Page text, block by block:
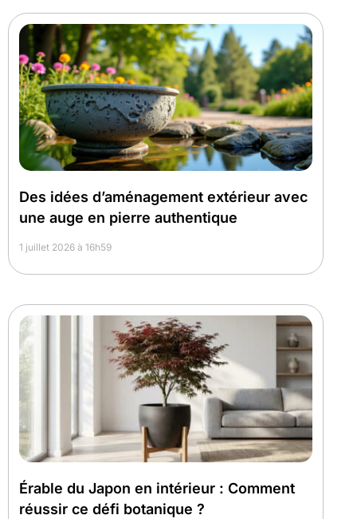
Des idées d’aménagement extérieur avec
une auge en pierre authentique
1 juillet 2026 à 16h59
Érable du Japon en intérieur : Comment
réussir ce défi botanique ?